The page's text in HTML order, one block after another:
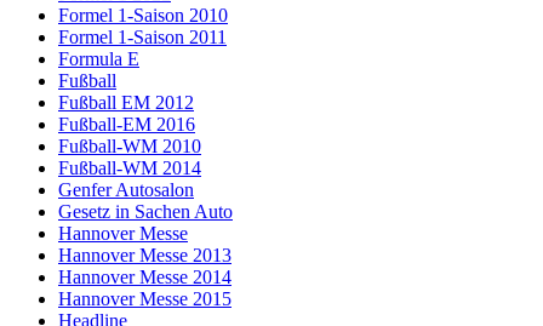
Formel 1-Saison 2010
Formel 1-Saison 2011
Formula E
Fußball
Fußball EM 2012
Fußball-EM 2016
Fußball-WM 2010
Fußball-WM 2014
Genfer Autosalon
Gesetz in Sachen Auto
Hannover Messe
Hannover Messe 2013
Hannover Messe 2014
Hannover Messe 2015
Headline